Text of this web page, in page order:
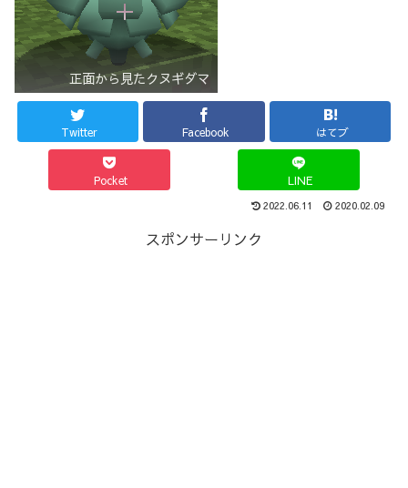
正面から見たクヌギダマ
Twitter Facebook はてブ
Pocket LINE
2022.06.11 2020.02.09
スポンサーリンク